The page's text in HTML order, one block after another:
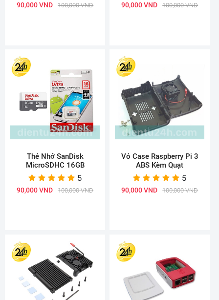
90,000 VND 100,000 VND 90,000 VND 100,000 VND
Thẻ Nhớ SanDisk
MicroSDHC 16GB
5
90,000 VND 100,000 VND
Vỏ Case Raspberry Pi 3
ABS Kèm Quạt
5
90,000 VND 100,000 VND